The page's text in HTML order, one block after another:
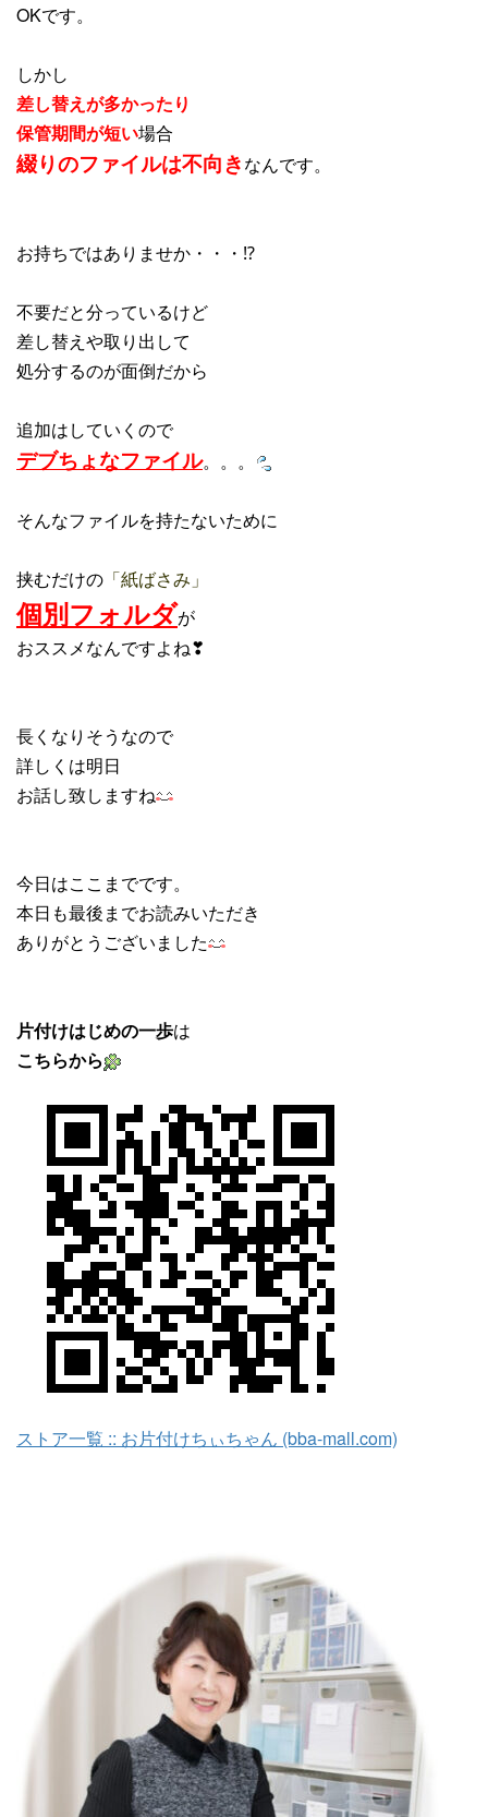
OKです。
しかし
差し替えが多かったり
保管期間が短い場合
綴りのファイルは不向きなんです。
お持ちではありませか・・・⁉
不要だと分っているけど
差し替えや取り出して
処分するのが面倒だから
追加はしていくので
デブちょなファイル。。。
そんなファイルを持たないために
挟むだけの 「紙ばさみ」
個別フォルダが
おススメなんですよね❣
長くなりそうなので
詳しくは明日
お話し致しますね
今日はここまでです。
本日も最後までお読みいただき
ありがとうございました
片付けはじめの一歩は
こちらから
ストア一覧 :: お片付けちぃちゃん (bba-mall.com)